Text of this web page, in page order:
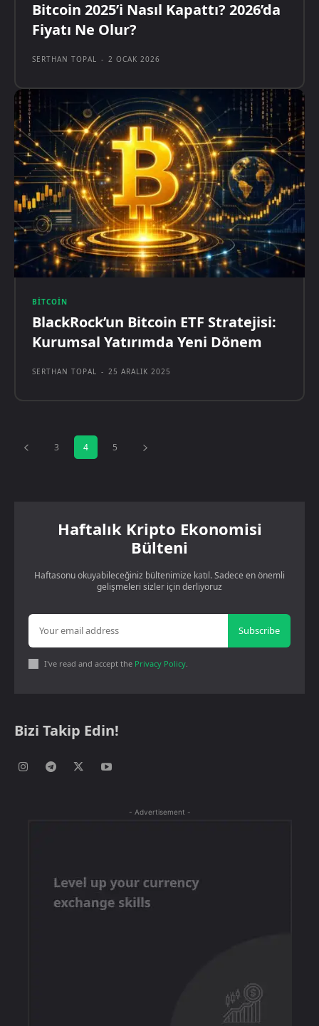
Bitcoin 2025’i Nasıl Kapattı? 2026’da
Fiyatı Ne Olur?
SERTHAN TOPAL - 2 OCAK 2026
BITCOIN
BlackRock’un Bitcoin ETF Stratejisi:
Kurumsal Yatırımda Yeni Dönem
SERTHAN TOPAL - 25 ARALIK 2025
3 4 5
Haftalık Kripto Ekonomisi
Bülteni
Haftasonu okuyabileceğiniz bültenimize katıl. Sadece en önemli
gelişmeleri sizler için derliyoruz
Subscribe
I've read and accept the Privacy Policy.
Bizi Takip Edin!
- Advertisement -